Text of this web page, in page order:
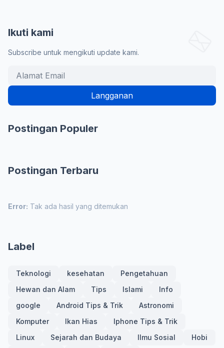
Ikuti kami
Subscribe untuk mengikuti update kami.
Postingan Populer
Postingan Terbaru
Error: Tak ada hasil yang ditemukan
Label
Teknologi kesehatan
Pengetahuan
Hewan dan Alam
Tips Islami
Info
google
Android Tips & Trik
Astronomi
Komputer
Ikan Hias
Iphone Tips & Trik
Linux
Sejarah dan Budaya Ilmu Sosial Hobi